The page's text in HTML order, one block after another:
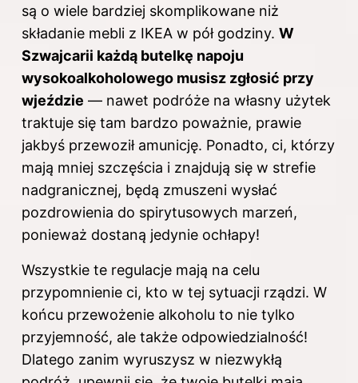
są o wiele bardziej skomplikowane niż
składanie mebli z IKEA w pół godziny. W
Szwajcarii każdą butelkę napoju
wysokoalkoholowego musisz zgłosić przy
wjeździe — nawet podróże na własny użytek
traktuje się tam bardzo poważnie, prawie
jakbyś przewoził amunicję. Ponadto, ci, którzy
mają mniej szczęścia i znajdują się w strefie
nadgranicznej, będą zmuszeni wysłać
pozdrowienia do spirytusowych marzeń,
ponieważ dostaną jedynie ochłapy!
Wszystkie te regulacje mają na celu
przypomnienie ci, kto w tej sytuacji rządzi. W
końcu przewożenie alkoholu to nie tylko
przyjemność, ale także odpowiedzialność!
Dlatego zanim wyruszysz w niezwykłą